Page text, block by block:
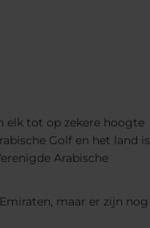
elk tot op zekere hoogte
Golf en het land is
Arabische
maar er zijn nog